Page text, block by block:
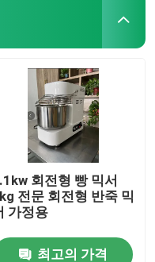
회전형 빵 믹서
전문 회전형 반죽 믹
가정용
최고의 가격